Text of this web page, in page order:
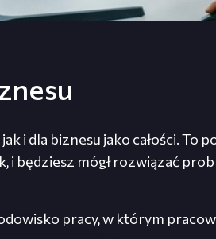
i dla biznesu jako całości.
i będziesz mógł rozwiązać
pracy, w którym